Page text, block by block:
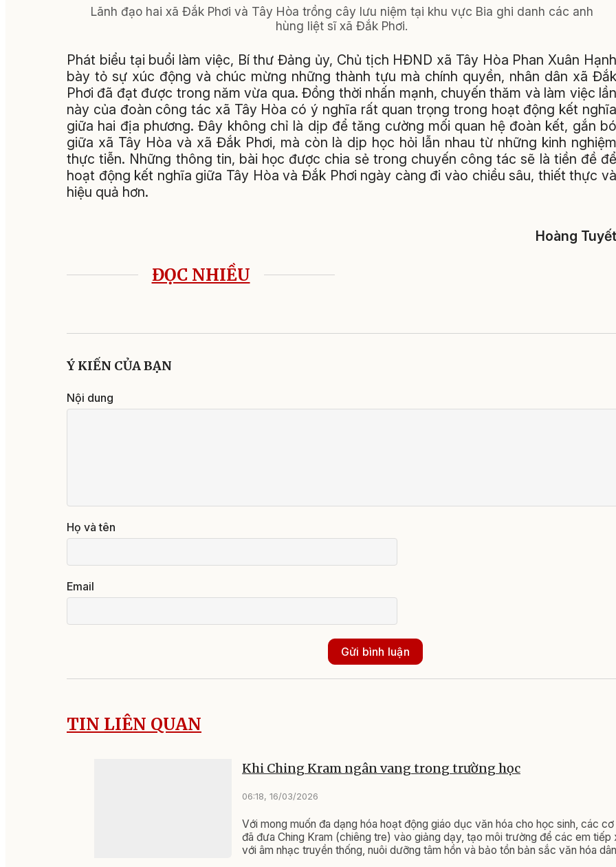
Lãnh đạo hai xã Đắk Phơi và Tây Hòa trồng cây lưu niệm tại khu vực Bia ghi danh các anh
hùng liệt sĩ xã Đắk Phơi.
Phát biểu tại buổi làm việc, Bí thư Đảng ủy, Chủ tịch HĐND xã Tây Hòa Phan Xuân Hạnh
bày tỏ sự xúc động và chúc mừng những thành tựu mà chính quyền, nhân dân xã Đắk
Phơi đã đạt được trong năm vừa qua. Đồng thời nhấn mạnh, chuyến thăm và làm việc lần
này của đoàn công tác xã Tây Hòa có ý nghĩa rất quan trọng trong hoạt động kết nghĩa
giữa hai địa phương. Đây không chỉ là dịp để tăng cường mối quan hệ đoàn kết, gắn bó
giữa xã Tây Hòa và xã Đắk Phơi, mà còn là dịp học hỏi lẫn nhau từ những kinh nghiệm
thực tiễn. Những thông tin, bài học được chia sẻ trong chuyến công tác sẽ là tiền đề để
hoạt động kết nghĩa giữa Tây Hòa và Đắk Phơi ngày càng đi vào chiều sâu, thiết thực và
hiệu quả hơn.
Hoàng Tuyết
ĐỌC NHIỀU
Ý KIẾN CỦA BẠN
Nội dung
Họ và tên
Email
Gửi bình luận
TIN LIÊN QUAN
Khi Ching Kram ngân vang trong trường học
06:18, 16/03/2026
Với mong muốn đa dạng hóa hoạt động giáo dục văn hóa cho học sinh, các
đã đưa Ching Kram (chiêng tre) vào giảng dạy, tạo môi trường để các em
với âm nhạc truyền thống, nuôi dưỡng tâm hồn và bảo tồn bản sắc văn hóa